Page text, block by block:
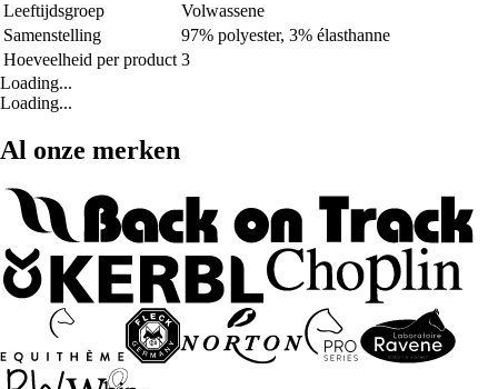
Leeftijdsgroep
Volwassene
Samenstelling
97% polyester, 3% élasthanne
Hoeveelheid per product 3
Loading...
Loading...
Al onze merken